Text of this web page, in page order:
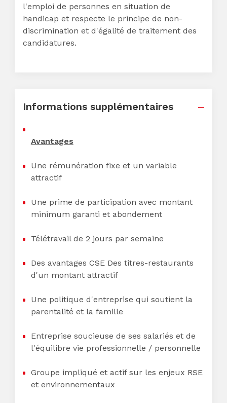
l'emploi de personnes en situation de
handicap et respecte le principe de non-
discrimination et d'égalité de traitement des
candidatures.
Informations supplémentaires
Avantages
Une rémunération fixe et un variable
attractif
Une prime de participation avec montant
minimum garanti et abondement
Télétravail de 2 jours par semaine
Des avantages CSE Des titres-restaurants
d'un montant attractif
Une politique d'entreprise qui soutient la
parentalité et la famille
Entreprise soucieuse de ses salariés et de
l'équilibre vie professionnelle / personnelle
Groupe impliqué et actif sur les enjeux RSE
et environnementaux